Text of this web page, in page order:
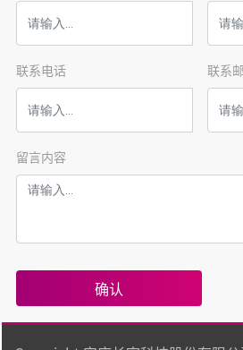
联系电话 联系
留言内容
确认